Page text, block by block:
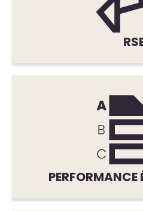
PERFORMANCE